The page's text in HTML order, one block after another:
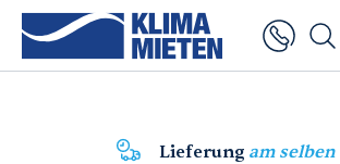
Lieferung am selben